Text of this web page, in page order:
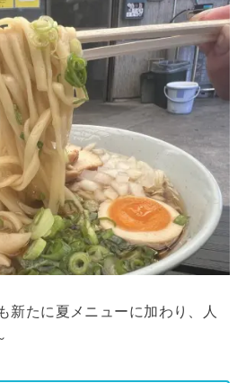
も新たに夏メニューに加わり、人